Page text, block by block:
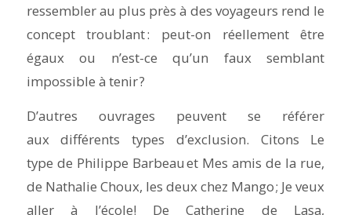
ressembler au plus près à des voyageurs rend le
concept troublant : peut-on réellement être
égaux ou n’est-ce qu’un faux semblant
impossible à tenir ?
D’autres ouvrages peuvent se référer
aux différents types d’exclusion. Citons Le
type de Philippe Barbeau et Mes amis de la rue,
de Nathalie Choux, les deux chez Mango ; Je veux
aller à l’école! De Catherine de Lasa,